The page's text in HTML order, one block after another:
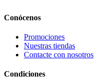
Conócenos
Promociones
Nuestras tiendas
Contacte con nosotros
Condiciones